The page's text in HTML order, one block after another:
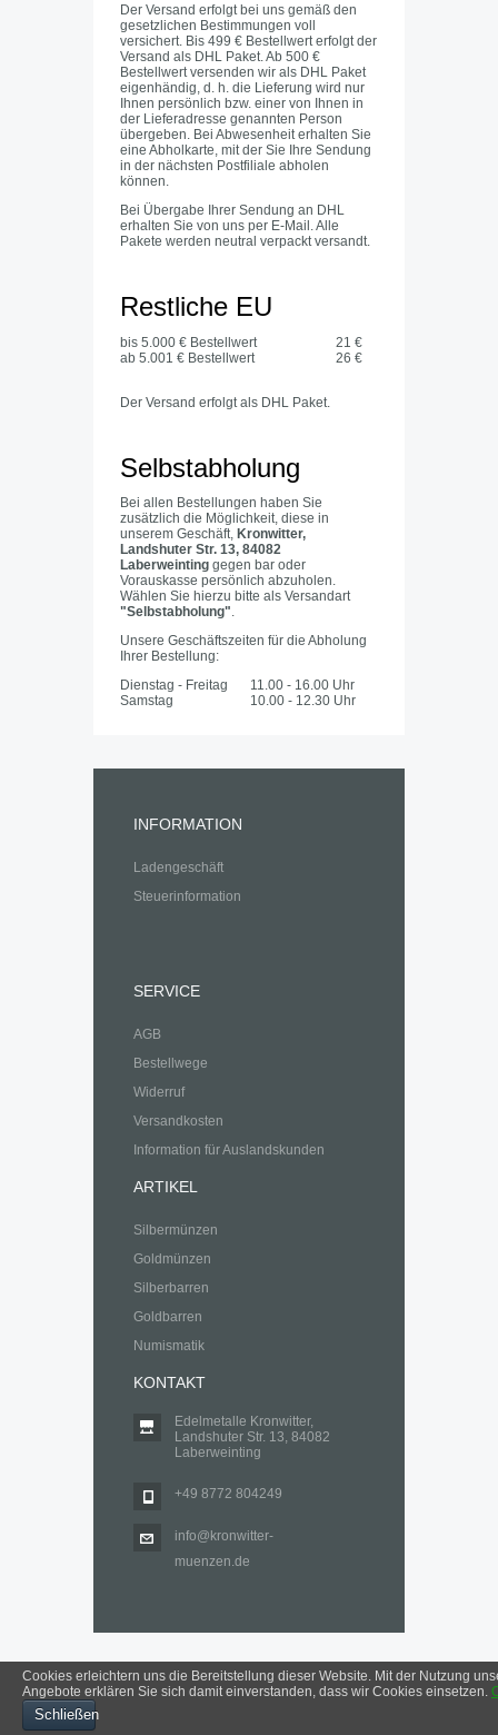
Der Versand erfolgt bei uns gemäß den
gesetzlichen Bestimmungen voll
versichert. Bis 499 € Bestellwert erfolgt der
Versand als DHL Paket. Ab 500 €
Bestellwert versenden wir als DHL Paket
eigenhändig, d. h. die Lieferung wird nur
Ihnen persönlich bzw. einer von Ihnen in
der Lieferadresse genannten Person
übergeben. Bei Abwesenheit erhalten Sie
eine Abholkarte, mit der Sie Ihre Sendung
in der nächsten Postfiliale abholen
können.
Bei Übergabe Ihrer Sendung an DHL
erhalten Sie von uns per E-Mail. Alle
Pakete werden neutral verpackt versandt.
Restliche EU
bis 5.000 € Bestellwert
21 €
ab 5.001 € Bestellwert
26 €
Der Versand erfolgt als DHL Paket.
Selbstabholung
Bei allen Bestellungen haben Sie
zusätzlich die Möglichkeit, diese in
unserem Geschäft, Kronwitter,
Landshuter Str. 13, 84082
Laberweinting gegen bar oder
Vorauskasse persönlich abzuholen.
Wählen Sie hierzu bitte als Versandart
"Selbstabholung".
Unsere Geschäftszeiten für die Abholung
Ihrer Bestellung:
Dienstag - Freitag
11.00 - 16.00 Uhr
Samstag
10.00 - 12.30 Uhr
INFORMATION
Ladengeschäft
Steuerinformation
SERVICE
AGB
Bestellwege
Widerruf
Versandkosten
Information für Auslandskunden
ARTIKEL
Silbermünzen
Goldmünzen
Silberbarren
Goldbarren
Numismatik
KONTAKT
Edelmetalle Kronwitter,
Landshuter Str. 13, 84082
Laberweinting
+49 8772 804249
info@kronwitter-
muenzen.de
Cookies erleichtern uns die Bereitstellung dieser Website. Mit der Nutzung
Angebote erklären Sie sich damit einverstanden, dass wir Cookies einsetzen.
Schließen